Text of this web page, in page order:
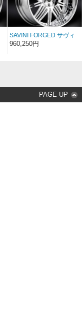
SAVINI FORGED サヴィ
ーニ フォージド
960,250円
PAGE UP